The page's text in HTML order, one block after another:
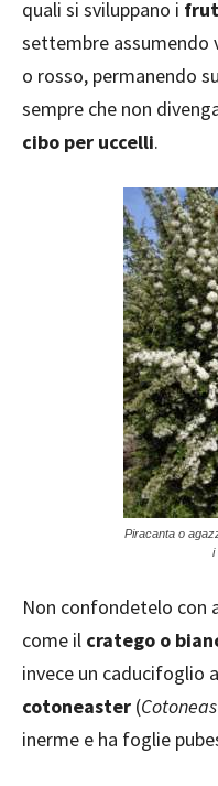
quali si sviluppano i
settembre assumendo
o rosso, permanendo
sempre che non
cibo per uccelli.
Piracanta o
i
Non confondetelo con
come il cratego o
invece un caducifoglio
cotoneaster (
inerme e ha foglie